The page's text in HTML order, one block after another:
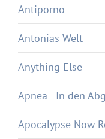
Antiporno
Antonias Welt
Anything Else
Apnea - In den
Apocalypse Now